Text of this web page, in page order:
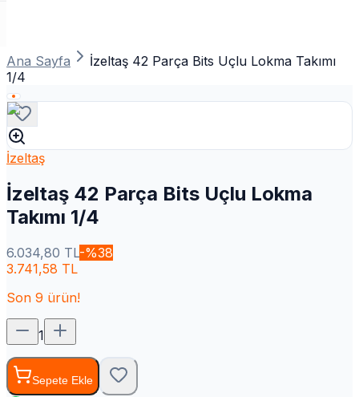
Ana Sayfa
İzeltaş 42 Parça Bits Uçlu Lokma Takımı
1/4
İzeltaş
İzeltaş 42 Parça Bits Uçlu Lokma
Takımı 1/4
6.034,80 TL-%38
3.741,58 TL
Son 9 ürün!
1
Sepete Ekle